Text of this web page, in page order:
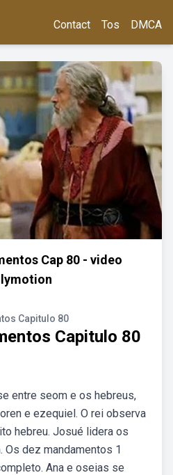
Contact Tos DMCA
Cap 80 - video
Capitulo 80
Capitulo 80
entre seom e os hebreus,
e ezequiel. O rei observa
hebreu. Josué lidera os
Os dez mandamentos 1
Ana e oseias se